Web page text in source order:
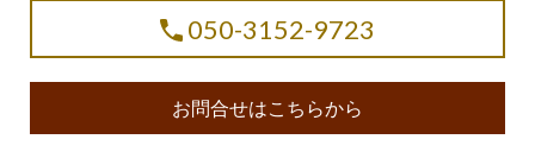
050-3152-9723
お問合せはこちらから